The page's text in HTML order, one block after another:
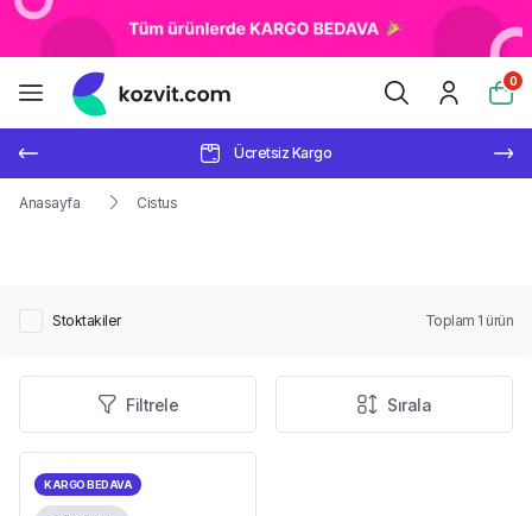
0
Ücretsiz Kargo
Anasayfa Cistus
Stoktakiler Toplam 1 ürün
Filtrele Sırala
KARGO BEDAVA